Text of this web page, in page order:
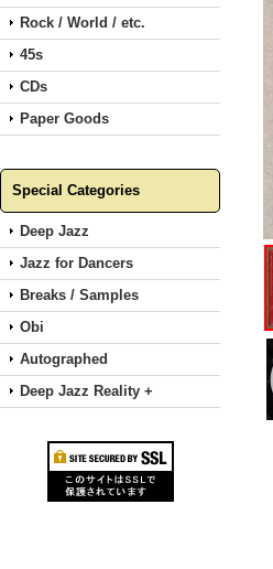
Rock / World / etc.
45s
CDs
Paper Goods
Special Categories
Deep Jazz
Jazz for Dancers
Breaks / Samples
Obi
Autographed
Deep Jazz Reality +